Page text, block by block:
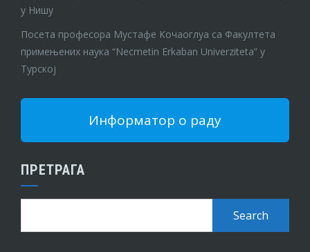
у Нишу
Посета професора Мустафе Кочаоглуа са Факултета
примењених наука “Necmetin Erkaban Univerziteta” у
Турској
Информатор о раду
ПРЕТРАГА